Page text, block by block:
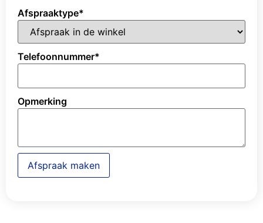
Afspraaktype*
Telefoonnummer*
Opmerking
Afspraak maken